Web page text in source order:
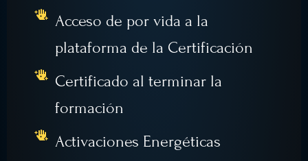
Acceso de por vida a la
plataforma de la Certificación
Certificado al terminar la
formación
Activaciones Energéticas